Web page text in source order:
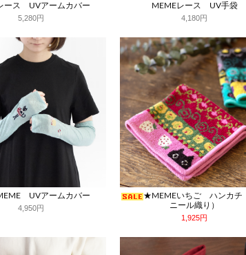
ース UVアームカバー
5,280円
MEMEレース UV手袋
4,180円
UVアームカバー
4,950円
★MEMEいちご ハンカチ
ニール織り）
1,925円